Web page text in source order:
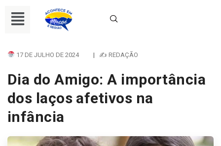
17 DE JULHO DE 2024 | ✍ REDAÇÃO
Dia do Amigo: A importância
dos laços afetivos na
infância